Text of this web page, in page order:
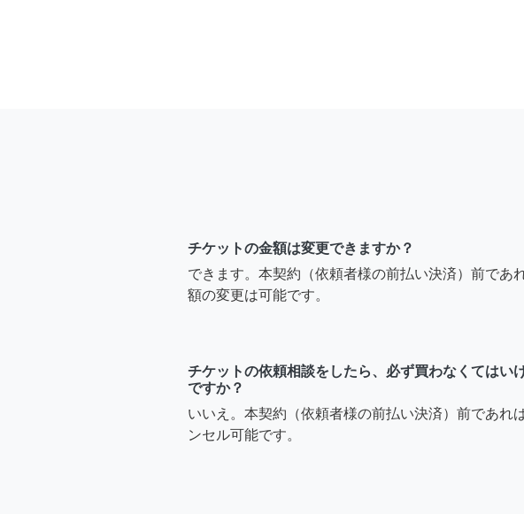
チケットの金額は変更できますか？
できます。本契約（依頼者様の前払い決済）前であ
額の変更は可能です。
チケットの依頼相談をしたら、必ず買わなくてはい
ですか？
いいえ。本契約（依頼者様の前払い決済）前であれ
ンセル可能です。